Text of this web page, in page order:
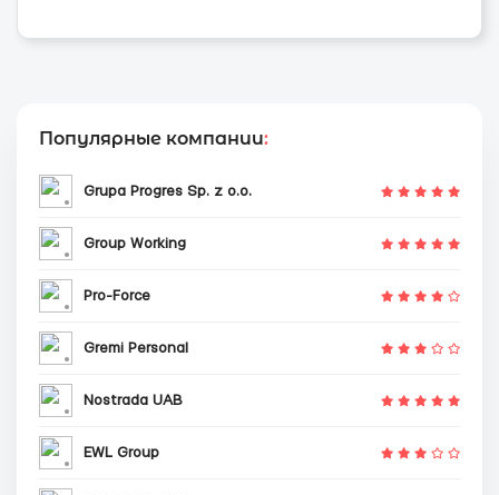
Популярные компании:
Grupa Progres Sp. z o.o.
Group Working
Pro-Force
Gremi Personal
Nostrada UAB
EWL Group